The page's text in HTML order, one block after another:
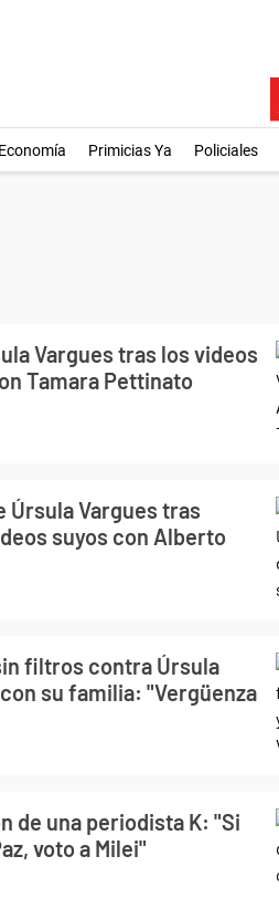
Economía Primicias Ya Policiales
Vargues tras los videos
Tamara Pettinato
Úrsula Vargues tras
suyos con Alberto
filtros contra Úrsula
su familia: "Vergüenza
de una periodista K: "Si
voto a Milei"